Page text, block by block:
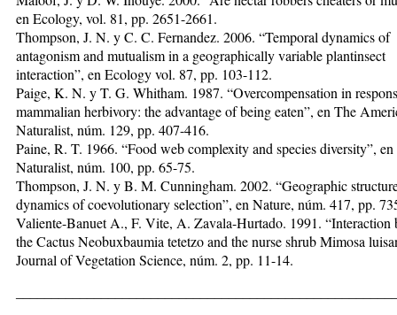
en Ecology, vol. 81, pp. 2651-2661.
Thompson, J. N. y C. C. Fernandez. 2006. “Temporal dynamics of
antagonism and mutualism in a geographically variable plantinsect
interaction”, en Ecology vol. 87, pp. 103-112.
Paige, K. N. y T. G. Whitham. 1987. “Overcompensation in
mammalian herbivory: the advantage of being eaten”, en The
Naturalist, núm. 129, pp. 407-416.
Paine, R. T. 1966. “Food web complexity and species diversity”,
Naturalist, núm. 100, pp. 65-75.
Thompson, J. N. y B. M. Cunningham. 2002. “Geographic
dynamics of coevolutionary selection”, en Nature, núm. 417, pp.
Valiente-Banuet A., F. Vite, A. Zavala-Hurtado. 1991. “Interaction
the Cactus Neobuxbaumia tetetzo and the nurse shrub Mimosa
Journal of Vegetation Science, núm. 2, pp. 11-14.